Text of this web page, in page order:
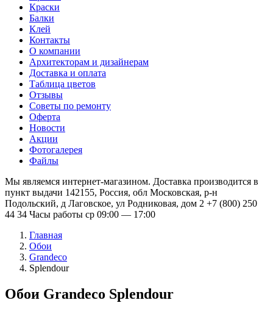
Краски
Балки
Клей
Контакты
О компании
Архитекторам и дизайнерам
Доставка и оплата
Таблица цветов
Отзывы
Советы по ремонту
Оферта
Новости
Акции
Фотогалерея
Файлы
Мы являемся интернет-магазином. Доставка производится в
пункт выдачи 142155, Россия, обл Московская, р-н
Подольский, д Лаговское, ул Родниковая, дом 2 +7 (800) 250
44 34 Часы работы ср 09:00 — 17:00
Главная
Обои
Grandeco
Splendour
Обои Grandeco Splendour